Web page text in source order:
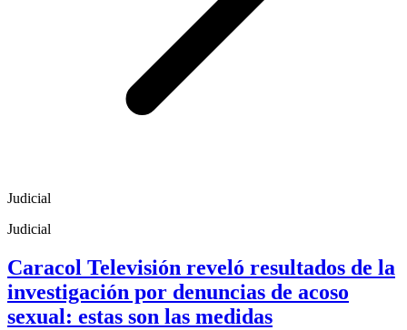
Judicial
Judicial
Caracol Televisión reveló resultados de la
investigación por denuncias de acoso
sexual: estas son las medidas